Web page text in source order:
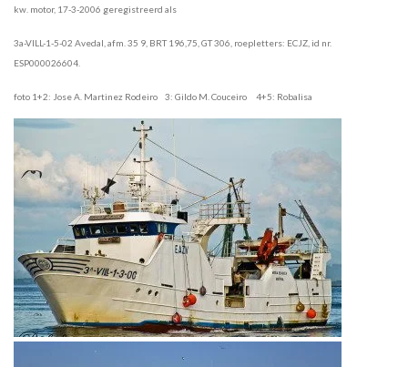
kw. motor, 17-3-2006 geregistreerd als
3a-VILL-1-5-02 Avedal, afm. 35 9, BRT 196,75, GT 306, roepletters: ECJZ, id nr.
ESP000026604.
foto 1+2: Jose A. Martinez Rodeiro 3: Gildo M. Couceiro 4+5: Robalisa